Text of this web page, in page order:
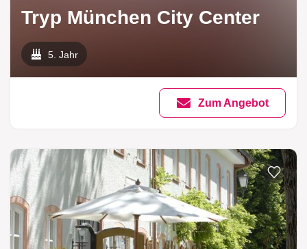
Tryp München City Center
5. Jahr
Zum Angebot